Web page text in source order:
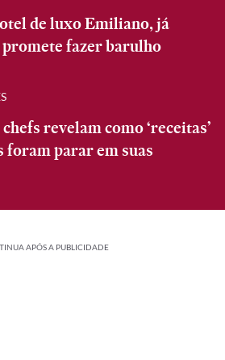
de luxo Emiliano, já
promete fazer barulho
revelam como ‘receitas’
foram parar em suas
APÓS A PUBLICIDADE